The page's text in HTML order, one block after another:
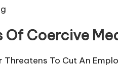
Of Coercive
To Cut An